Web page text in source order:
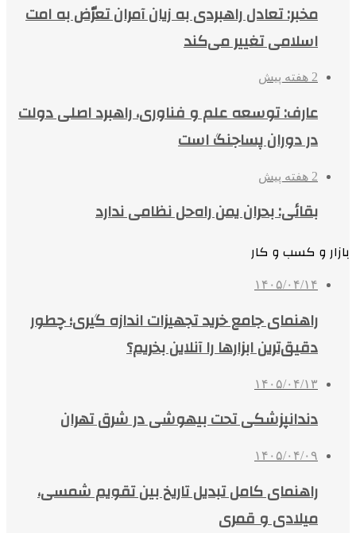
مخبر: تعادل راهبردی به زیان آمران تعرّض به امت
اسلامی تغییر می‌کند
2 هفته پیش
عارف: توسعه علم و فناوری، راهبرد اصلی دولت
در دوران پساجنگ است
2 هفته پیش
بقائی: بحران یمن راه‌حل نظامی ندارد
بازار و کسب و کار
۱۴۰۵/۰۴/۱۴
راهنمای جامع خرید تجهیزات اندازه گیری؛ چطور
دقیق‌ترین ابزارها را آنلاین بخریم؟
۱۴۰۵/۰۴/۱۳
دندانپزشکی تحت بیهوشی در شرق تهران
۱۴۰۵/۰۴/۰۹
راهنمای کامل تبدیل تاریخ بین تقویم شمسی،
میلادی و قمری